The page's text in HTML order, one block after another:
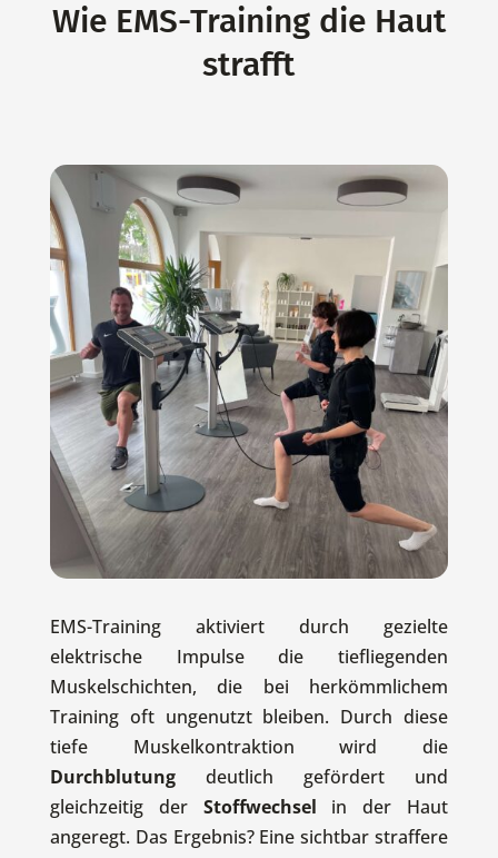
Wie EMS-Training die Haut
strafft
EMS-Training aktiviert durch gezielte
elektrische Impulse die tiefliegenden
Muskelschichten, die bei herkömmlichem
Training oft ungenutzt bleiben. Durch diese
tiefe Muskelkontraktion wird die
Durchblutungdeutlich gefördert und
gleichzeitig der Stoffwechsel in der Haut
angeregt. Das Ergebnis? Eine sichtbar straffere